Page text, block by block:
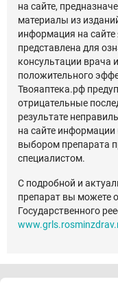
на сайте,
материалы из
информация на
представлена для
консультации врача
положительного
Твояаптека.рф
отрицательные
результате
на сайте информации
выбором препарата
специалистом.
С подробной и
препарат вы можете
Государственного